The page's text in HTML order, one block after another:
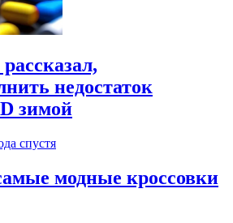
недостаток
зимой
спустя
модные кроссовки